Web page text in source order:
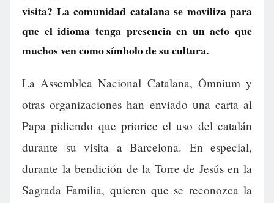
visita? La comunidad catalana se moviliza para
que el idioma tenga presencia en un acto que
muchos ven como símbolo de su cultura.
La Assemblea Nacional Catalana, Òmnium y
otras organizaciones han enviado una carta al
Papa pidiendo que priorice el uso del catalán
durante su visita a Barcelona. En especial,
durante la bendición de la Torre de Jesús en la
Sagrada Familia, quieren que se reconozca la